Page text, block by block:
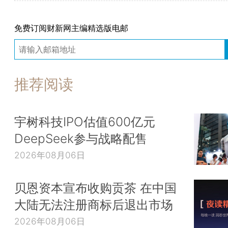
免费订阅财新网主编精选版电邮
推荐阅读
宇树科技IPO估值600亿元
DeepSeek参与战略配售
2026年08月06日
贝恩资本宣布收购贡茶 在中国
大陆无法注册商标后退出市场
2026年08月06日